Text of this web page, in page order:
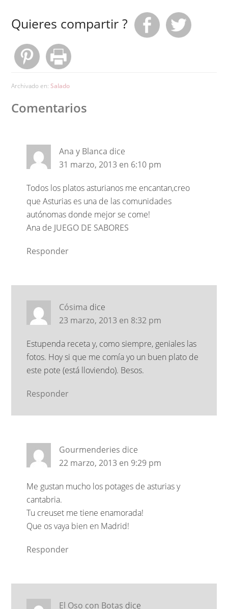
Quieres compartir ?
Archivado en: Salado
Comentarios
Ana y Blanca dice
31 marzo, 2013 en 6:10 pm
Todos los platos asturianos me encantan,creo
que Asturias es una de las comunidades
autónomas donde mejor se come!
Ana de JUEGO DE SABORES
Responder
Cósima dice
23 marzo, 2013 en 8:32 pm
Estupenda receta y, como siempre, geniales las
fotos. Hoy si que me comía yo un buen plato de
este pote (está lloviendo). Besos.
Responder
Gourmenderies dice
22 marzo, 2013 en 9:29 pm
Me gustan mucho los potages de asturias y
cantabria.
Tu creuset me tiene enamorada!
Que os vaya bien en Madrid!
Responder
El Oso con Botas dice